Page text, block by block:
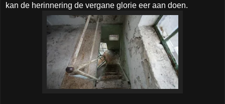
kan de herinnering de vergane glorie eer aan doen.